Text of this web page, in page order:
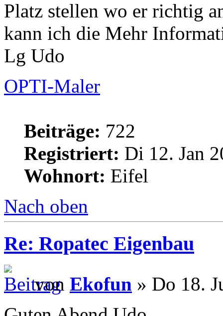
Platz stellen wo er richtig
kann ich die Mehr
Lg Udo
OPTI-Maler
Beiträge: 722
Registriert: Di 12. Jan
Wohnort: Eifel
Nach oben
Re: Ropatec Eigenbau
von Ekofun » Do 18.